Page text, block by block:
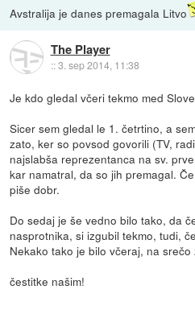
Avstralija je danes premagala Litvo
The Player
::3. sep 2014, 11:38
Je kdo gledal včeri tekmo med
Sicer sem gledal le 1. četrtino, a
zato, ker so povsod govorili (TV,
najslabša reprezentanca na sv.
kar namatral, da so jih premagal.
piše dobr.
Do sedaj je še vedno bilo tako, da
nasprotnika, si izgubil tekmo, tudi,
Nekako tako je bilo včeraj, na srečo
čestitke našim!